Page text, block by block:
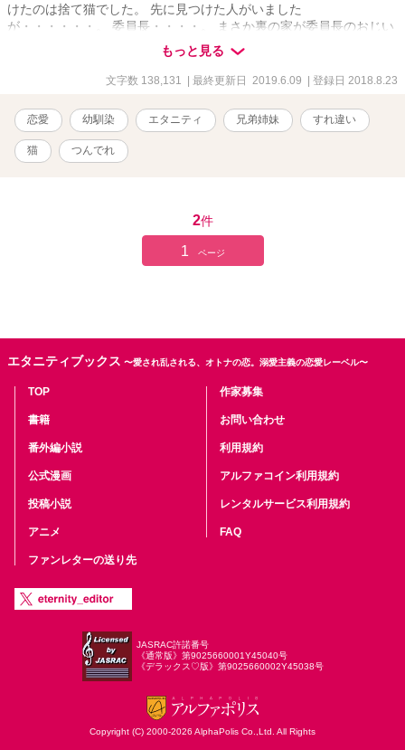
けたのは捨て猫でした。 先に見つけた人がいました
が・・・・・・。 委員長・・・・。 まさか裏の家が委員長のおじい
さんの家だなんて知らなかった。 簡単に敷居をまたげない家。 それ
でもすべてが許されていて、とても大切な場所になりました。 クラ
スメートの名木一総（なぎかずさ）君。 委員長としか呼んだことの
繰り広げられる可愛いやり取り。 しおりと一総、おじいちゃんと姉
かおりと猫たち。 時々、のんびりした話です。
もっと見る
文字数 138,131 | 最終更新日 2019.6.09 | 登録日 2018.8.23
恋愛 幼馴染 エタニティ 兄弟姉妹 すれ違い
猫 つんでれ
2件
1 ページ
エタニティブックス 〜愛され乱される、オトナの恋。溺愛主義の恋愛レーベル〜
TOP
書籍
番外編小説
公式漫画
投稿小説
アニメ
ファンレターの送り先
作家募集
お問い合わせ
利用規約
アルファコイン利用規約
レンタルサービス利用規約
FAQ
JASRAC許諾番号
《通常版》第9025660001Y45040号
《デラックス♡版》第9025660002Y45038号
Copyright (C) 2000-2026 AlphaPolis Co.,Ltd. All Rights